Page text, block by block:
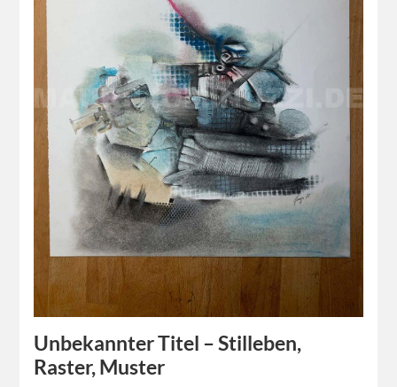
Unbekannter Titel – Stilleben,
Raster, Muster